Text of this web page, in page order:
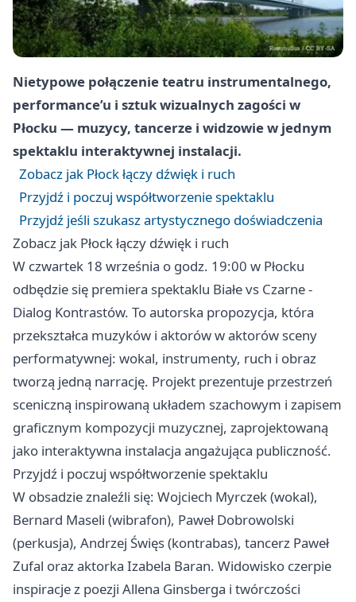
Nietypowe połączenie teatru instrumentalnego,
performance’u i sztuk wizualnych zagości w
Płocku — muzycy, tancerze i widzowie w jednym
spektaklu interaktywnej instalacji.
Zobacz jak Płock łączy dźwięk i ruch
Przyjdź i poczuj współtworzenie spektaklu
Przyjdź jeśli szukasz artystycznego doświadczenia
Zobacz jak Płock łączy dźwięk i ruch
W czwartek 18 września o godz. 19:00 w Płocku
odbędzie się premiera spektaklu Białe vs Czarne -
Dialog Kontrastów. To autorska propozycja, która
przekształca muzyków i aktorów w aktorów sceny
performatywnej: wokal, instrumenty, ruch i obraz
tworzą jedną narrację. Projekt prezentuje przestrzeń
sceniczną inspirowaną układem szachowym i zapisem
graficznym kompozycji muzycznej, zaprojektowaną
jako interaktywna instalacja angażująca publiczność.
Przyjdź i poczuj współtworzenie spektaklu
W obsadzie znaleźli się: Wojciech Myrczek (wokal),
Bernard Maseli (wibrafon), Paweł Dobrowolski
(perkusja), Andrzej Święs (kontrabas), tancerz Paweł
Zufal oraz aktorka Izabela Baran. Widowisko czerpie
inspiracje z poezji Allena Ginsberga i twórczości